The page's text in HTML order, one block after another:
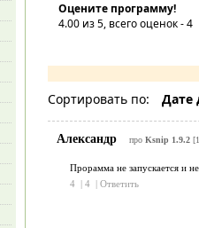
Оцените программу!
4.00из 5, всего оценок -4
Сортировать по: Дате
Александр про Ksnip 1.9.2
Прорамма не запускается и
4 | 4 | Ответить